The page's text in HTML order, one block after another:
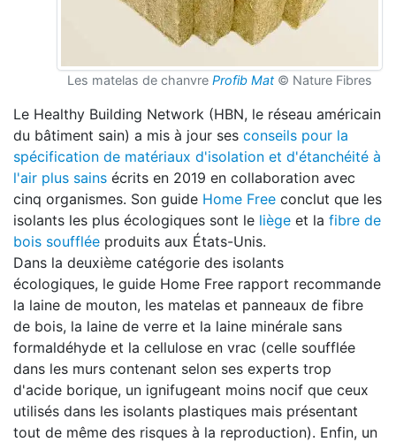
Les matelas de chanvre Profib Mat © Nature Fibres
Le Healthy Building Network (HBN, le réseau américain
du bâtiment sain) a mis à jour ses conseils pour la
spécification de matériaux d'isolation et d'étanchéité à
l'air plus sains écrits en 2019 en collaboration avec
cinq organismes. Son guide Home Free conclut que les
isolants les plus écologiques sont le liège et la fibre de
bois soufflée produits aux États-Unis.
Dans la deuxième catégorie des isolants
écologiques, le guide Home Free rapport recommande
la laine de mouton, les matelas et panneaux de fibre
de bois, la laine de verre et la laine minérale sans
formaldéhyde et la cellulose en vrac (celle soufflée
dans les murs contenant selon ses experts trop
d'acide borique, un ignifugeant moins nocif que ceux
utilisés dans les isolants plastiques mais présentant
tout de même des risques à la reproduction). Enfin, un